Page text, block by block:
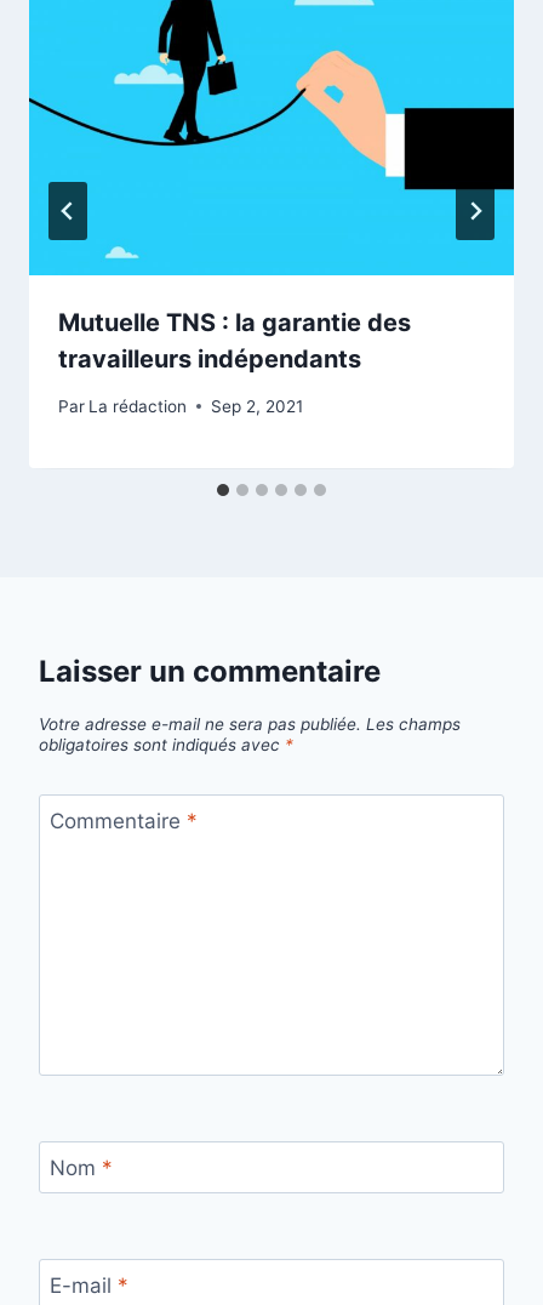
Mutuelle TNS : la garantie des
travailleurs indépendants
Par La rédaction Sep 2, 2021
Laisser un commentaire
Votre adresse e-mail ne sera pas publiée. Les champs
obligatoires sont indiqués avec *
Commentaire *
Nom *
E-mail *